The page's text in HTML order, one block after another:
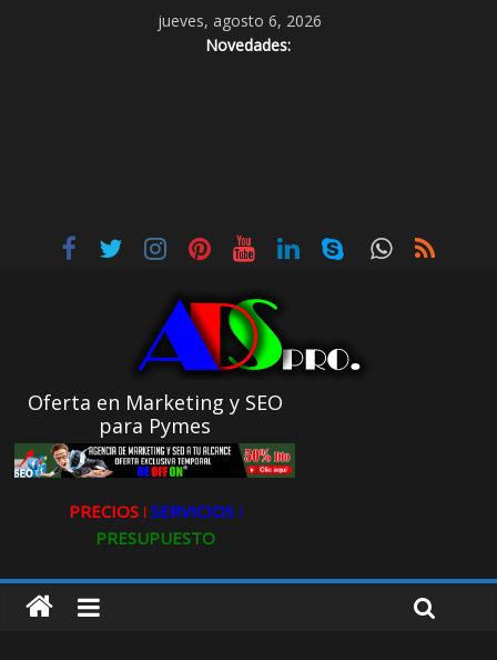
jueves, agosto 6, 2026
Novedades:
Oferta en Marketing y SEO
para Pymes
PRECIOS ǀ SERVICIOS ǀ
PRESUPUESTO